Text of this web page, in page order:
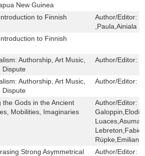
New Guinea
to Finnish
Author/Editor:
,Paula,Ainiala
to Finnish
Authorship, Art Music,
Dispute
Author/Editor:
Authorship, Art Music,
Dispute
Author/Editor:
Gods in the Ancient
Mobilities, Imaginaries
Author/Editor:
Lebreton,Fabio
Strong Asymmetrical
Author/Editor: